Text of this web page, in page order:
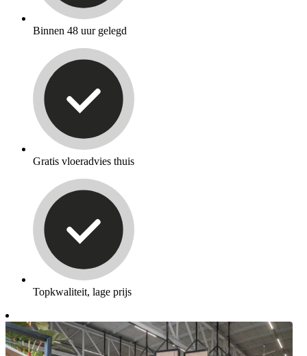
Binnen 48 uur gelegd
Gratis vloeradvies thuis
Topkwaliteit, lage prijs